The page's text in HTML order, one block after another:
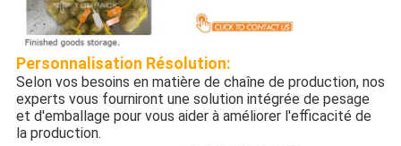
Personnalisation Résolution:
Selon vos besoins en matière de chaîne de production, nos
experts vous fourniront une solution intégrée de pesage
et d'emballage pour vous aider à améliorer l'efficacité de
la production.